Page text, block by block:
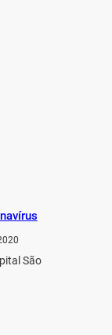
São